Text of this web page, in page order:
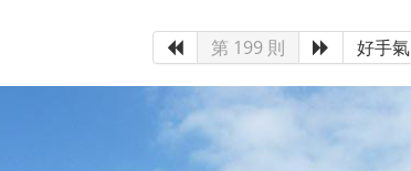
第 199 則 好手氣